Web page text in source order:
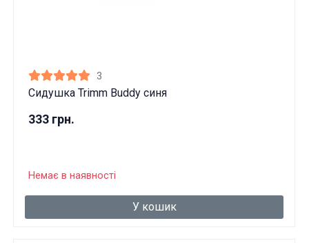
3
Сидушка Trimm Buddy синя
333 грн.
Немає в наявності
У кошик